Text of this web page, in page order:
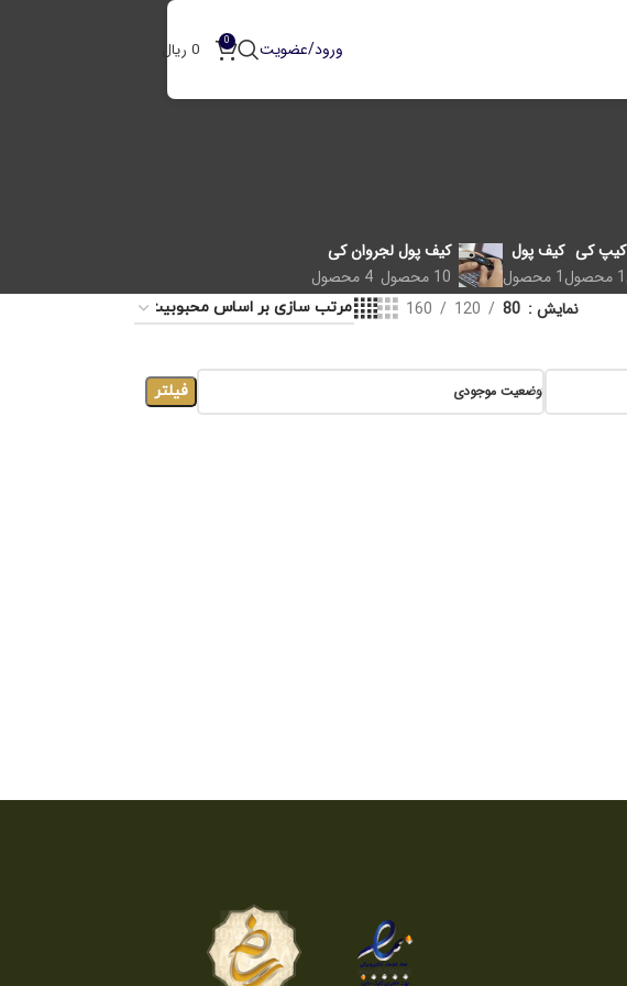
ورود/عضویت 0
0 ریال
کیپ کی
1 محصول
کیف پول
1 محصول
کیف پول لجر
10 محصول
وان کی
4 محصول
نمایش 80
120
160
وضعیت موجودی فیلتر